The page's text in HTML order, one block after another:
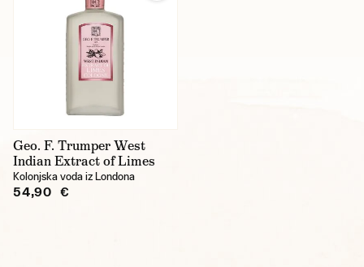
Geo. F. Trumper West
Indian Extract of Limes
Kolonjska voda iz Londona
54,90 €